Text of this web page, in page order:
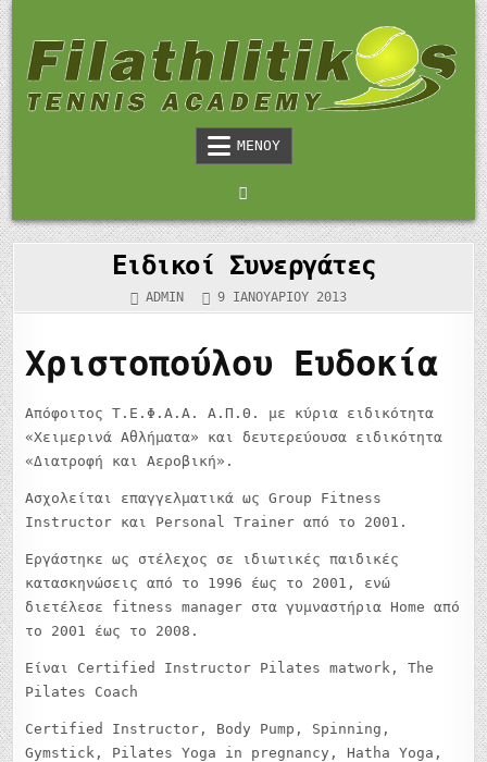
Μετάβαση
στο
περιεχόμενο
FILATHLITIKOS TENNIS ACADEMY
– ΑΚΑΔΗΜΊΑ ΤΈΝΙΣ ΣΤΗ ΛΑΜΊΑ,
ΦΘΙΏΤΙΔΑ
Η ΑΚΑΔΗΜΊΑ ΤΈΝΙΣ ΤΗΣ ΛΑΜΊΑΣ
ΜΕΝΟΎ
Ειδικοί Συνεργάτες
ADMIN 9 ΙΑΝΟΥΑΡΊΟΥ 2013
Χριστοπούλου Ευδοκία
Απόφοιτος Τ.Ε.Φ.Α.Α. Α.Π.Θ. με κύρια ειδικότητα
«Χειμερινά Αθλήματα» και δευτερεύουσα ειδικότητα
«Διατροφή και Αεροβική».
Ασχολείται επαγγελματικά ως Group Fitness
Instructor και Personal Trainer από το 2001.
Εργάστηκε ως στέλεχος σε ιδιωτικές παιδικές
κατασκηνώσεις από το 1996 έως το 2001, ενώ
διετέλεσε fitness manager στα γυμναστήρια Home από
το 2001 έως το 2008.
Είναι Certified Instructor Pilates matwork, The
Pilates Coach
Certified Instructor, Body Pump, Spinning,
Gymstick, Pilates Yoga in pregnancy, Hatha Yoga,